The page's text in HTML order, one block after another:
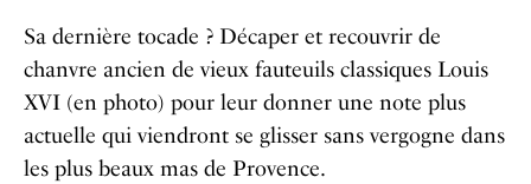
Sa dernière tocade ? Décaper et recouvrir de
chanvre ancien de vieux fauteuils classiques Louis
XVI (en photo) pour leur donner une note plus
actuelle qui viendront se glisser sans vergogne dans
les plus beaux mas de Provence.